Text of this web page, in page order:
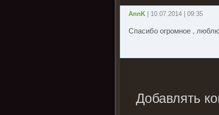
AnnK | 10.07.2014 | 09:35
Спасибо огромное ,
Добавлять